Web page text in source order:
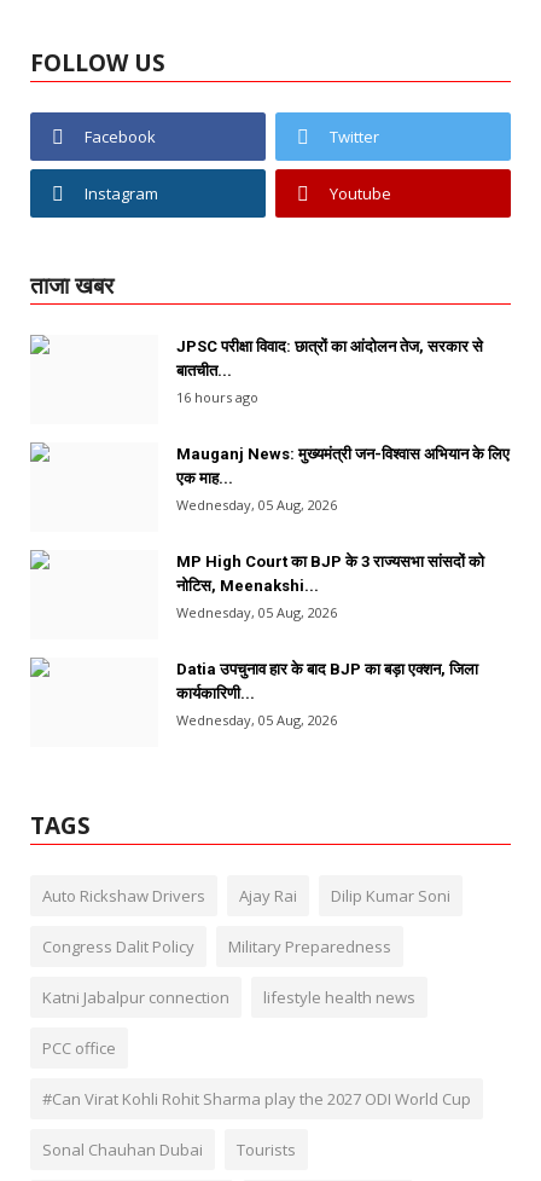
FOLLOW US
Facebook Twitter
Instagram Youtube
ताजा खबर
JPSC परीक्षा विवाद: छात्रों का आंदोलन तेज, सरकार से
बातचीत...
16 hours ago
Mauganj News: मुख्यमंत्री जन-विश्वास अभियान के लिए
एक माह...
Wednesday, 05 Aug, 2026
MP High Court का BJP के 3 राज्यसभा सांसदों को
नोटिस, Meenakshi...
Wednesday, 05 Aug, 2026
Datia उपचुनाव हार के बाद BJP का बड़ा एक्शन, जिला
कार्यकारिणी...
Wednesday, 05 Aug, 2026
TAGS
Auto Rickshaw Drivers Ajay Rai Dilip Kumar Soni
Congress Dalit Policy Military Preparedness
Katni Jabalpur connection lifestyle health news
PCC office
#Can Virat Kohli Rohit Sharma play the 2027 ODI World Cup
Sonal Chauhan Dubai Tourists